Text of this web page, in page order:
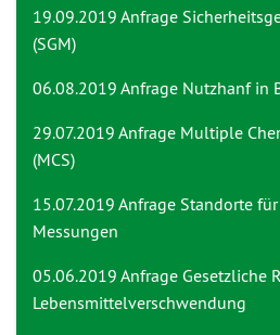
19.09.2019 Anfrage
(SGM)
06.08.2019 Anfrage Nutzhanf in
29.07.2019 Anfrage Multiple
(MCS)
15.07.2019 Anfrage Standorte
Messungen
05.06.2019 Anfrage Gesetzliche
Lebensmittelverschwendung